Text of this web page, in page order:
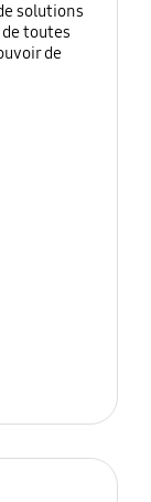
solutions
toutes
de